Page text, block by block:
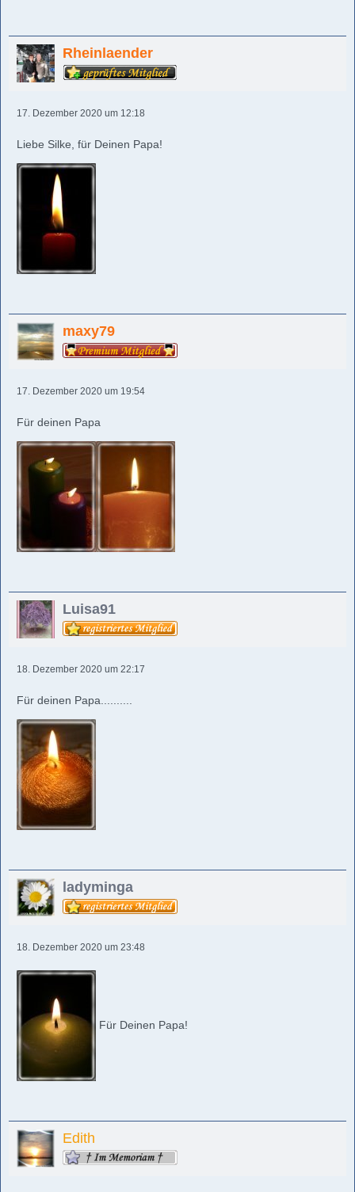
Rheinlaender
17. Dezember 2020 um 12:18
Liebe Silke, für Deinen Papa!
maxy79
17. Dezember 2020 um 19:54
Für deinen Papa
Luisa91
18. Dezember 2020 um 22:17
Für deinen Papa..........
ladyminga
18. Dezember 2020 um 23:48
Für Deinen Papa!
Edith